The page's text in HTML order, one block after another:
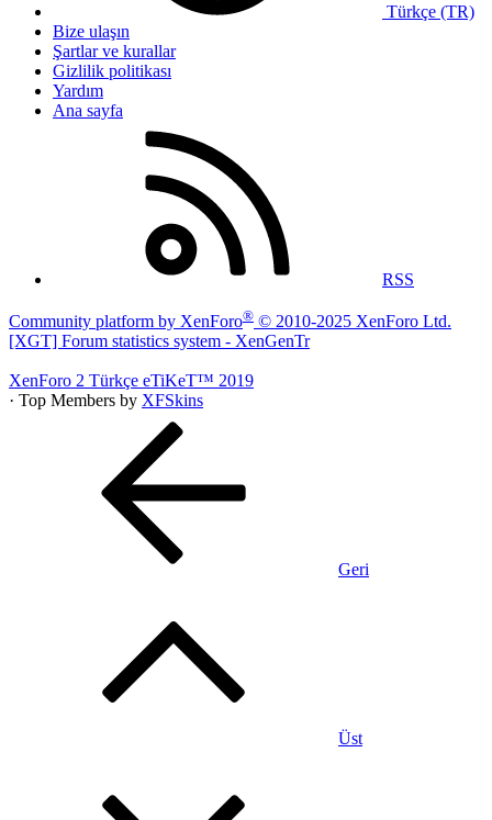
Türkçe (TR)
Bize ulaşın
Şartlar ve kurallar
Gizlilik politikası
Yardım
Ana sayfa
RSS
Community platform by XenForo® © 2010-2025 XenForo Ltd.
[XGT] Forum statistics system - XenGenTr
XenForo 2 Türkçe eTiKeT™ 2019
· Top Members by XFSkins
Geri
Üst